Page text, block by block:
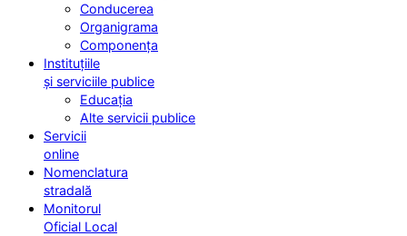
Conducerea
Organigrama
Componența
Instituțiile
și serviciile publice
Educația
Alte servicii publice
Servicii
online
Nomenclatura
stradală
Monitorul
Oficial Local